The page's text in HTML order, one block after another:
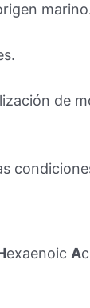
de
exaenoicA